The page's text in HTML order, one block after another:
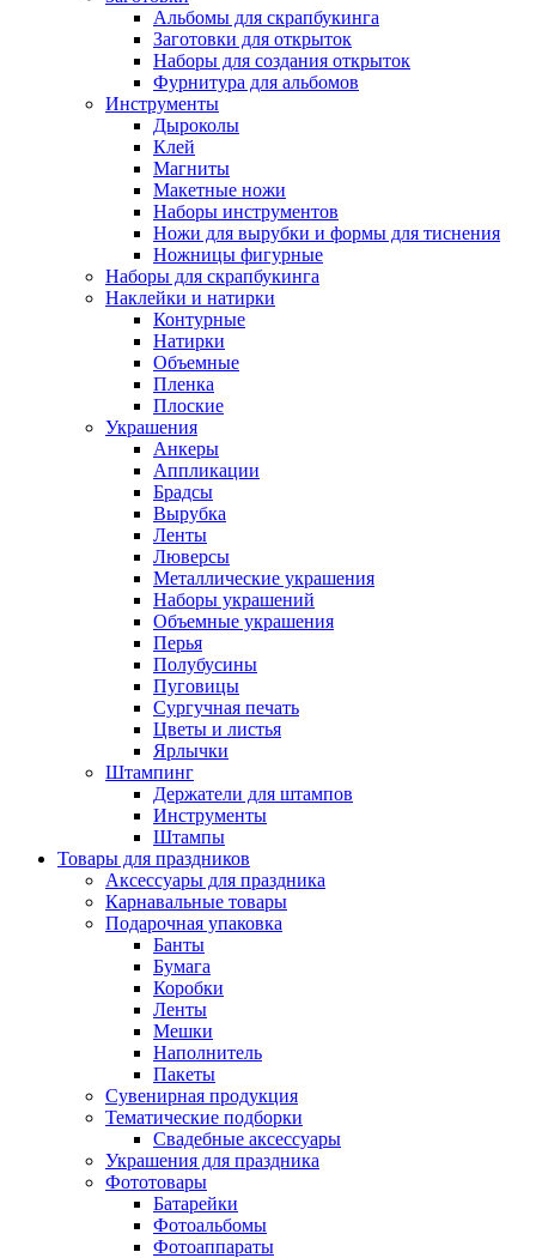
Альбомы для скрапбукинга
Заготовки для открыток
Наборы для создания открыток
Фурнитура для альбомов
Инструменты
Дыроколы
Клей
Магниты
Макетные ножи
Наборы инструментов
Ножи для вырубки и формы для тиснения
Ножницы фигурные
Наборы для скрапбукинга
Наклейки и натирки
Контурные
Натирки
Объемные
Пленка
Плоские
Украшения
Анкеры
Аппликации
Брадсы
Вырубка
Ленты
Люверсы
Металлические украшения
Наборы украшений
Объемные украшения
Перья
Полубусины
Пуговицы
Сургучная печать
Цветы и листья
Ярлычки
Штампинг
Держатели для штампов
Инструменты
Штампы
Товары для праздников
Аксессуары для праздника
Карнавальные товары
Подарочная упаковка
Банты
Бумага
Коробки
Ленты
Мешки
Наполнитель
Пакеты
Сувенирная продукция
Тематические подборки
Свадебные аксессуары
Украшения для праздника
Фототовары
Батарейки
Фотоальбомы
Фотоаппараты